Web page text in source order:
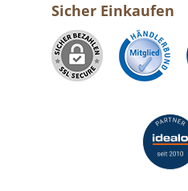
Sicher Einkaufen